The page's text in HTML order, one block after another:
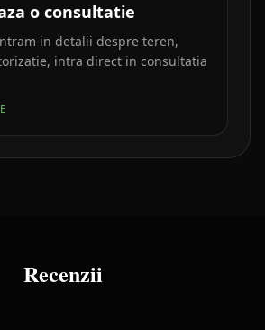
o consultatie
in detalii despre teren,
intra direct in consultatia
Recenzii